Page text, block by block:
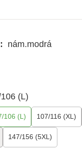
nám.modrá
(L)
106 (L) 107/116 (XL)
147/156 (5XL)